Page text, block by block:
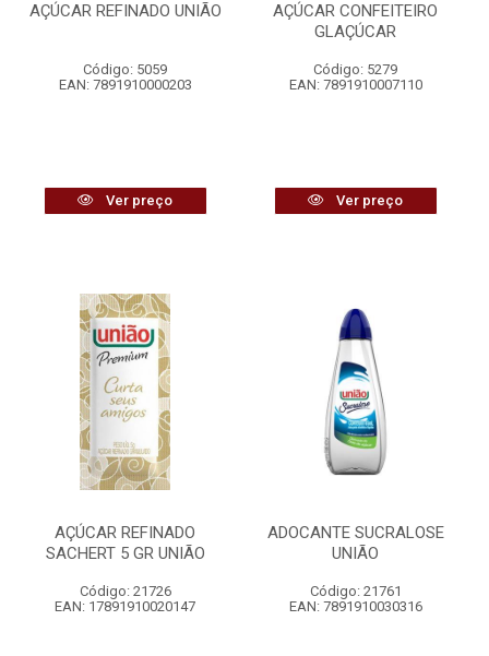
AÇÚCAR REFINADO UNIÃO
Código: 5059
EAN: 7891910000203
Ver preço
AÇÚCAR CONFEITEIRO
GLAÇÚCAR
Código: 5279
EAN: 7891910007110
Ver preço
AÇÚCAR REFINADO
SACHERT 5 GR UNIÃO
Código: 21726
EAN: 17891910020147
ADOCANTE SUCRALOSE
UNIÃO
Código: 21761
EAN: 7891910030316